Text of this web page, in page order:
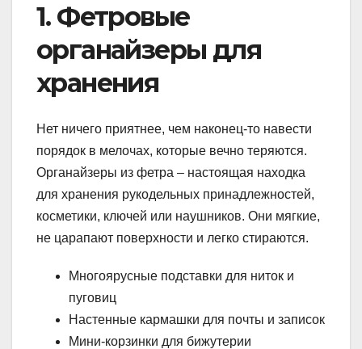
1. Фетровые
органайзеры для
хранения
Нет ничего приятнее, чем наконец-то навести
порядок в мелочах, которые вечно теряются.
Органайзеры из фетра – настоящая находка
для хранения рукодельных принадлежностей,
косметики, ключей или наушников. Они мягкие,
не царапают поверхности и легко стираются.
Многоярусные подставки для ниток и
пуговиц
Настенные кармашки для почты и записок
Мини-корзинки для бижутерии